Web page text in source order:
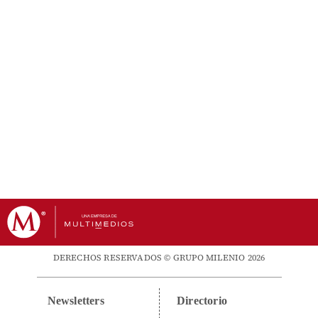
DERECHOS RESERVADOS © GRUPO MILENIO 2026
Newsletters Directorio